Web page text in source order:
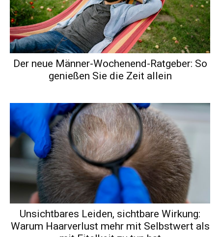
Der neue Männer-Wochenend-Ratgeber: So
genießen Sie die Zeit allein
Unsichtbares Leiden, sichtbare Wirkung:
Warum Haarverlust mehr mit Selbstwert als